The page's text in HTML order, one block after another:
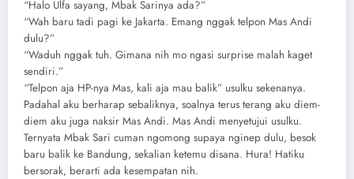
“Halo Ulfa sayang, Mbak Sarinya ada?”
“Wah baru tadi pagi ke Jakarta. Emang nggak telpon Mas Andi
dulu?”
“Waduh nggak tuh. Gimana nih mo ngasi surprise malah kaget
sendiri.”
“Telpon aja HP-nya Mas, kali aja mau balik” usulku sekenanya.
Padahal aku berharap sebaliknya, soalnya terus terang aku diem-
diem aku juga naksir Mas Andi. Mas Andi menyetujui usulku.
Ternyata Mbak Sari cuman ngomong supaya nginep dulu, besok
baru balik ke Bandung, sekalian ketemu disana. Hura! Hatiku
bersorak, berarti ada kesempatan nih.